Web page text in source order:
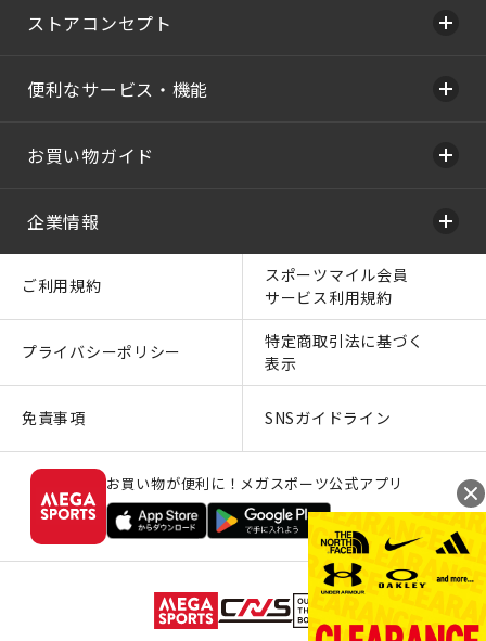
ストアコンセプト
便利なサービス・機能
お買い物ガイド
企業情報
ご利用規約
スポーツマイル会員
サービス利用規約
プライバシーポリシー
特定商取引法に基づく
表示
免責事項 SNSガイドライン
お買い物が便利に！メガスポーツ公式アプリ